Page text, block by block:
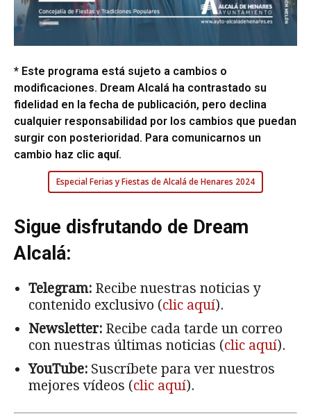
* Este programa está sujeto a cambios o
modificaciones. Dream Alcalá ha contrastado su
fidelidad en la fecha de publicación, pero declina
cualquier responsabilidad por los cambios que puedan
surgir con posterioridad. Para comunicarnos un
cambio haz clic aquí.
Especial Ferias y Fiestas de Alcalá de Henares 2024
Sigue disfrutando de Dream
Alcalá:
Telegram: Recibe nuestras noticias y
contenido exclusivo (clic aquí).
Newsletter: Recibe cada tarde un correo
con nuestras últimas noticias (clic aquí).
YouTube: Suscríbete para ver nuestros
mejores vídeos (clic aquí).